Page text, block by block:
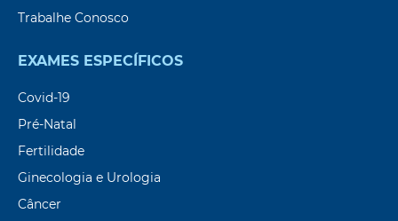
Trabalhe Conosco
EXAMES ESPECÍFICOS
Covid-19
Pré-Natal
Fertilidade
Ginecologia e Urologia
Câncer